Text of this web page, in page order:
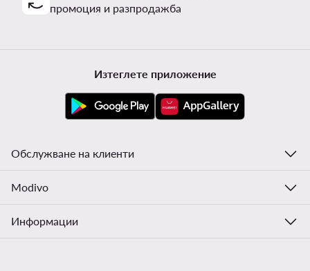
промоция и разпродажба
Изтеглете приложение
Обслужване на клиенти
Modivo
Информации